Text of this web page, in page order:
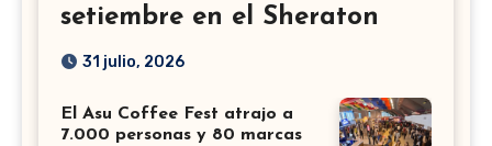
setiembre en el Sheraton
31 julio, 2026
El Asu Coffee Fest atrajo a
7.000 personas y 80 marcas